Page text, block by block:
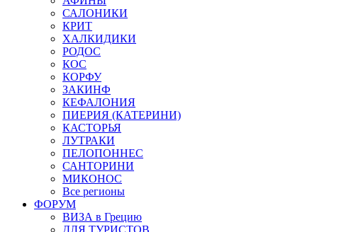
САЛОНИКИ
КРИТ
ХАЛКИДИКИ
РОДОС
КОС
КОРФУ
ЗАКИНФ
КЕФАЛОНИЯ
ПИЕРИЯ (КАТЕРИНИ)
КАСТОРЬЯ
ЛУТРАКИ
ПЕЛОПОННЕС
САНТОРИНИ
МИКОНОС
Все регионы
ФОРУМ
ВИЗА в Грецию
ДЛЯ ТУРИСТОВ